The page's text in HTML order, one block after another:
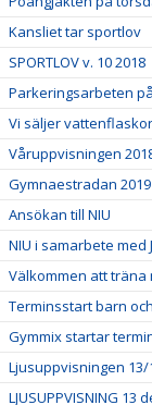
Kansliet tar sportlov
SPORTLOV v. 10 2018
Parkeringsarbeten
Vi säljer vattenflaskor
Våruppvisningen
Gymnaestradan 2019
Ansökan till NIU
NIU i samarbete med
Välkommen att träna
Terminsstart barn
Gymmix startar
Ljusuppvisningen 13/
LJUSUPPVISNING 13